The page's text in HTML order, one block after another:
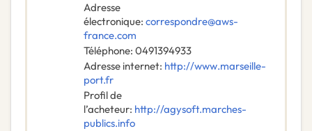
Adresse
électronique: correspondre@aws-
france.com
Téléphone: 0491394933
Adresse internet: http://www.marseille-
port.fr
Profil de
l’acheteur: http://agysoft.marches-
publics.info